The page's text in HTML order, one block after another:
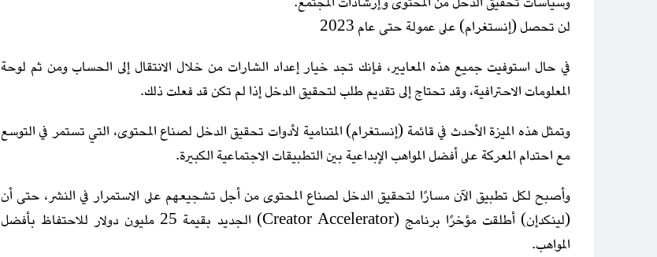
لن تحصل (إنستغرام) على عمولة حتى عام 2023
في حال استوفيت جميع هذه المعايير، فإنك تجد خيار إعداد الشارات من خلال الانتقال إلى الحساب ومن ثم لوحة
المعلومات الاحترافية، وقد تحتاج إلى تقديم طلب لتحقيق الدخل إذا لم تكن قد فعلت ذلك.
وتمثل هذه الميزة الأحدث في قائمة (إنستغرام) المتنامية لأدوات تحقيق الدخل لصناع المحتوى، التي تستمر في التوسع
مع احتدام المعركة على أفضل المواهب الإبداعية بين التطبيقات الاجتماعية الكبيرة.
وأصبح لكل تطبيق الآن مسارًا لتحقيق الدخل لصناع المحتوى من أجل تشجيعهم على الاستمرار في النشر، حتى أن
(لينكدإن) أطلقت مؤخرًا برنامج (Creator Accelerator) الجديد بقيمة 25 مليون دولار للاحتفاظ بأفضل
المواهب.